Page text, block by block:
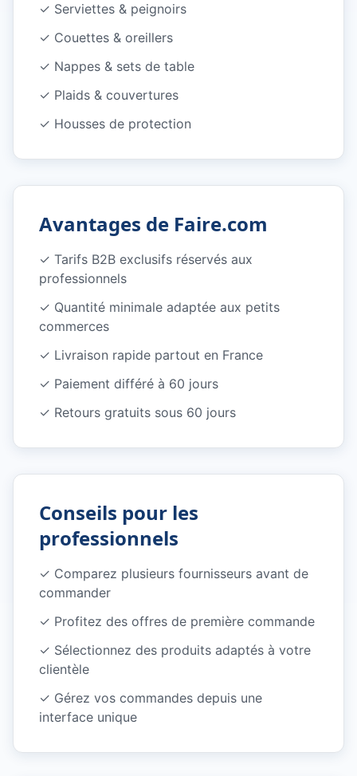
✓ Serviettes & peignoirs
✓ Couettes & oreillers
✓ Nappes & sets de table
✓ Plaids & couvertures
✓ Housses de protection
Avantages de Faire.com
✓ Tarifs B2B exclusifs réservés aux
professionnels
✓ Quantité minimale adaptée aux petits
commerces
✓ Livraison rapide partout en France
✓ Paiement différé à 60 jours
✓ Retours gratuits sous 60 jours
Conseils pour les
professionnels
✓ Comparez plusieurs fournisseurs avant de
commander
✓ Profitez des offres de première commande
✓ Sélectionnez des produits adaptés à votre
clientèle
✓ Gérez vos commandes depuis une
interface unique